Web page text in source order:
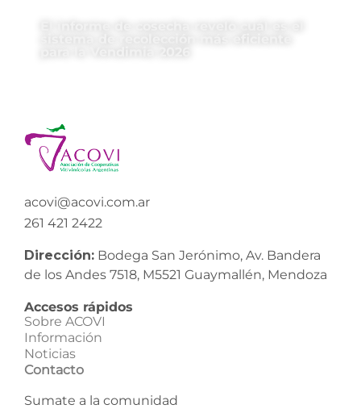
acovi@acovi.com.ar
261 421 2422
Dirección: Bodega San Jerónimo, Av. Bandera
de los Andes 7518, M5521 Guaymallén, Mendoza
Accesos rápidos
Sobre ACOVI
Información
Noticias
Contacto
Sumate a la comunidad